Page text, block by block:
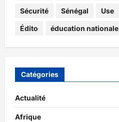
Sécurité Sénégal Use
Édito éducation nationale
Catégories
Actualité
Afrique